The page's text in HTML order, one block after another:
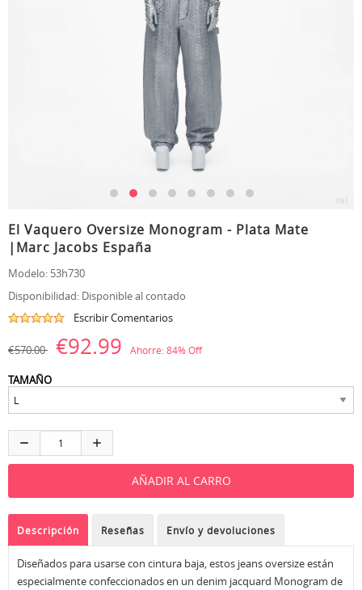
El Vaquero Oversize Monogram - Plata Mate
|Marc Jacobs España
Modelo: 53h730
Disponibilidad: Disponible al contado
Escribir Comentarios
€570.00 €92.99 Ahorre:84% Off
TAMAÑO
Descripción Reseñas Envío y devoluciones
Diseñados para usarse con cintura baja, estos jeans oversize están
especialmente confeccionados en un denim jacquard Monogram de